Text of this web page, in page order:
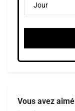
Vous avez aimé